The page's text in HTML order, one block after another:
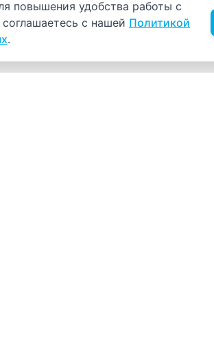
cookie
повышения удобства работы с
с нашей Политикой
.